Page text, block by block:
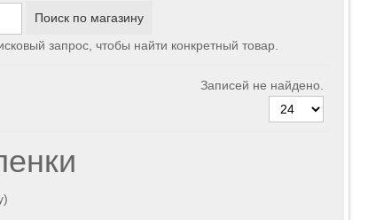
запрос, чтобы найти конкретный товар.
Записей не найдено.